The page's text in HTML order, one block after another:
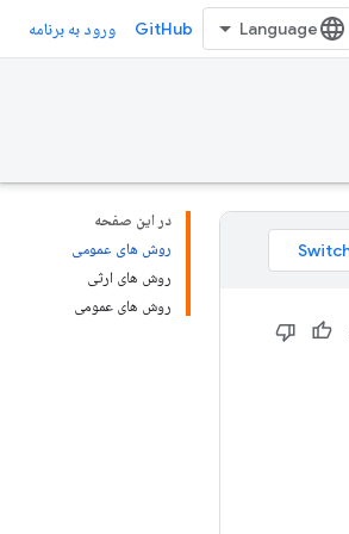
GitHub ورود به برنامه
در این صفحه
روش های عمومی
روش های ارثی
روش های عمومی